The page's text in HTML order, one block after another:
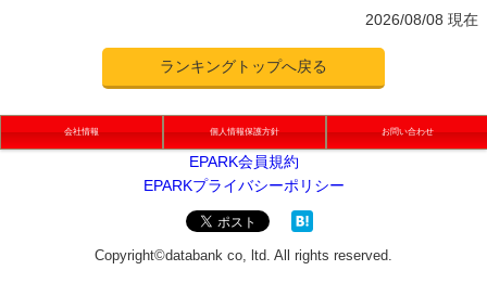
2026/08/08 現在
ランキングトップへ戻る
会社情報 個人情報保護方針 お問い合わせ